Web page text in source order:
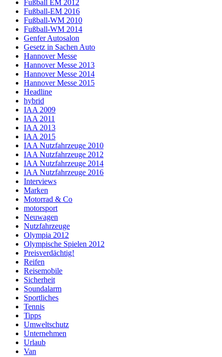
Fußball EM 2012
Fußball-EM 2016
Fußball-WM 2010
Fußball-WM 2014
Genfer Autosalon
Gesetz in Sachen Auto
Hannover Messe
Hannover Messe 2013
Hannover Messe 2014
Hannover Messe 2015
Headline
hybrid
IAA 2009
IAA 2011
IAA 2013
IAA 2015
IAA Nutzfahrzeuge 2010
IAA Nutzfahrzeuge 2012
IAA Nutzfahrzeuge 2014
IAA Nutzfahrzeuge 2016
Interviews
Marken
Motorrad & Co
motorsport
Neuwagen
Nutzfahrzeuge
Olympia 2012
Olympische Spielen 2012
Preisverdächtig!
Reifen
Reisemobile
Sicherheit
Soundalarm
Sportliches
Tennis
Tipps
Umweltschutz
Unternehmen
Urlaub
Van